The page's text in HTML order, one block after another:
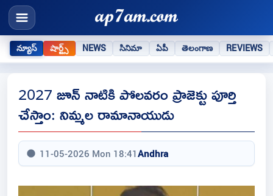
న్యూస్ షార్ట్స్ NEWS సినిమా ఏపీ తెలంగాణ REVIEWS
2027 జూన్ నాటికి పోలవరం ప్రాజెక్టు పూర్తి
చేస్తాం: నిమ్మల రామానాయుడు
11-05-2026 Mon 18:41Andhra